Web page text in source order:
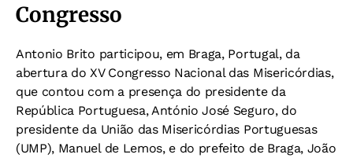
Congresso
Antonio Brito participou, em Braga, Portugal, da
abertura do XV Congresso Nacional das Misericórdias,
que contou com a presença do presidente da
República Portuguesa, António José Seguro, do
presidente da União das Misericórdias Portuguesas
(UMP), Manuel de Lemos, e do prefeito de Braga, João